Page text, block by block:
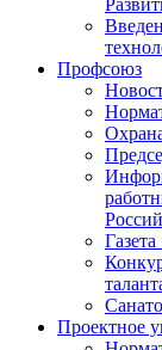
Профсоюз
Проектное